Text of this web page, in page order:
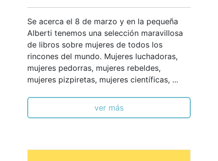
Se acerca el 8 de marzo y en la pequeña
Alberti tenemos una selección maravillosa
de libros sobre mujeres de todos los
rincones del mundo. Mujeres luchadoras,
mujeres pedorras, mujeres rebeldes,
mujeres pizpiretas, mujeres científicas, ...
ver más